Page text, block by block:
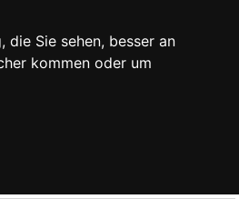
die Sie sehen, besser an
kommen oder um